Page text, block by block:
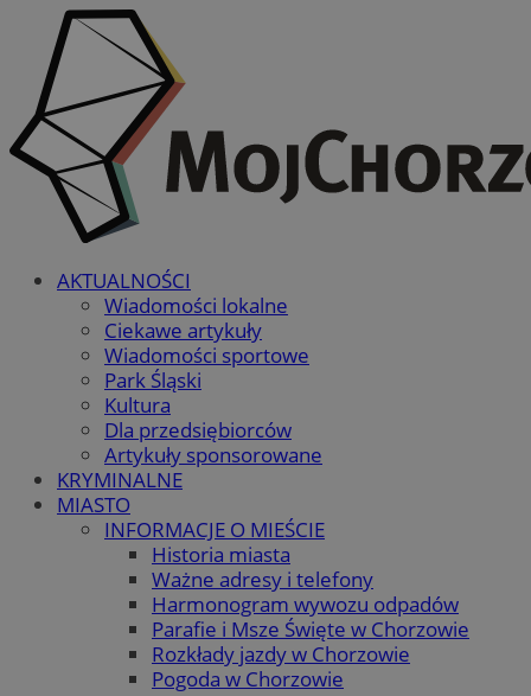
AKTUALNOŚCI
Wiadomości lokalne
Ciekawe artykuły
Wiadomości sportowe
Park Śląski
Kultura
Dla przedsiębiorców
Artykuły sponsorowane
KRYMINALNE
MIASTO
INFORMACJE O MIEŚCIE
Historia miasta
Ważne adresy i telefony
Harmonogram wywozu odpadów
Parafie i Msze Święte w Chorzowie
Rozkłady jazdy w Chorzowie
Pogoda w Chorzowie